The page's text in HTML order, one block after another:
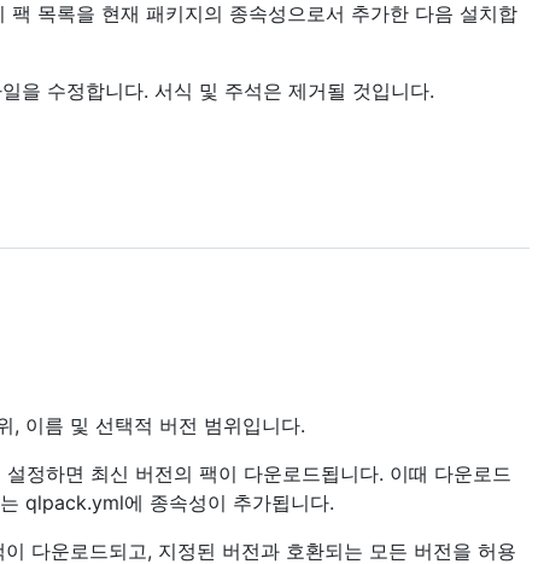
팩 목록을 현재 패키지의 종속성으로서 추가한 다음 설치합
을 수정합니다. 서식 및 주석은 제거될 것입니다.
, 이름 및 선택적 버전 범위입니다.
설정하면 최신 버전의 팩이 다운로드됩니다. 이때 다운로드
qlpack.yml에 종속성이 추가됩니다.
다운로드되고, 지정된 버전과 호환되는 모든 버전을 허용